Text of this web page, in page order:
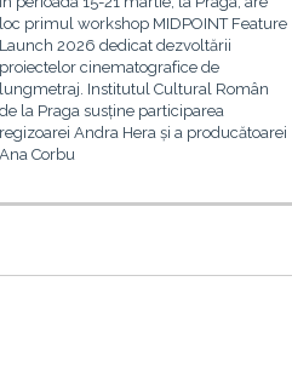
loc primul workshop MIDPOINT Feature
Launch 2026 dedicat dezvoltării
proiectelor cinematografice de
lungmetraj. Institutul Cultural Român
de la Praga susține participarea
regizoarei Andra Hera și a producătoarei
Ana Corbu